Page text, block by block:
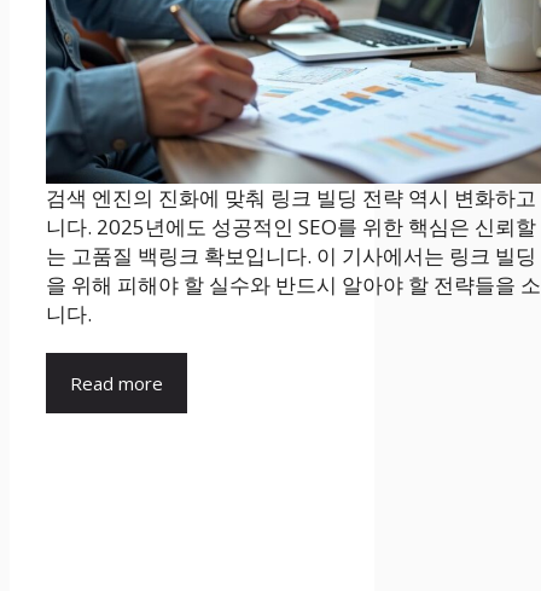
검색 엔진의 진화에 맞춰 링크 빌딩 전략 역시 변화하
니다. 2025년에도 성공적인 SEO를 위한 핵심은 신뢰
는 고품질 백링크 확보입니다. 이 기사에서는 링크 빌
을 위해 피해야 할 실수와 반드시 알아야 할 전략들을
니다.
Read more